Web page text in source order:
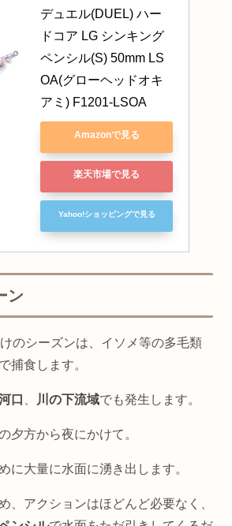
デュエル(DUEL) ハー
ドコア LG シンキング
ペンシル(S) 50mm LS
OA(グローヘッドオキ
アミ) F1201-LSOA
Amazonで見る
楽天市場で見る
Yahoo!ショッピングで見る
ン
のシーズンは、イソメ等の多毛類
捕食します。
口 川の下流域でも発生します。
夕方から夜にかけて。
に大量に水面に湧き出します。
、アクションはほどんど必要なく、